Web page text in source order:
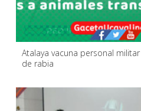
Atalaya vacuna personal
de rabia